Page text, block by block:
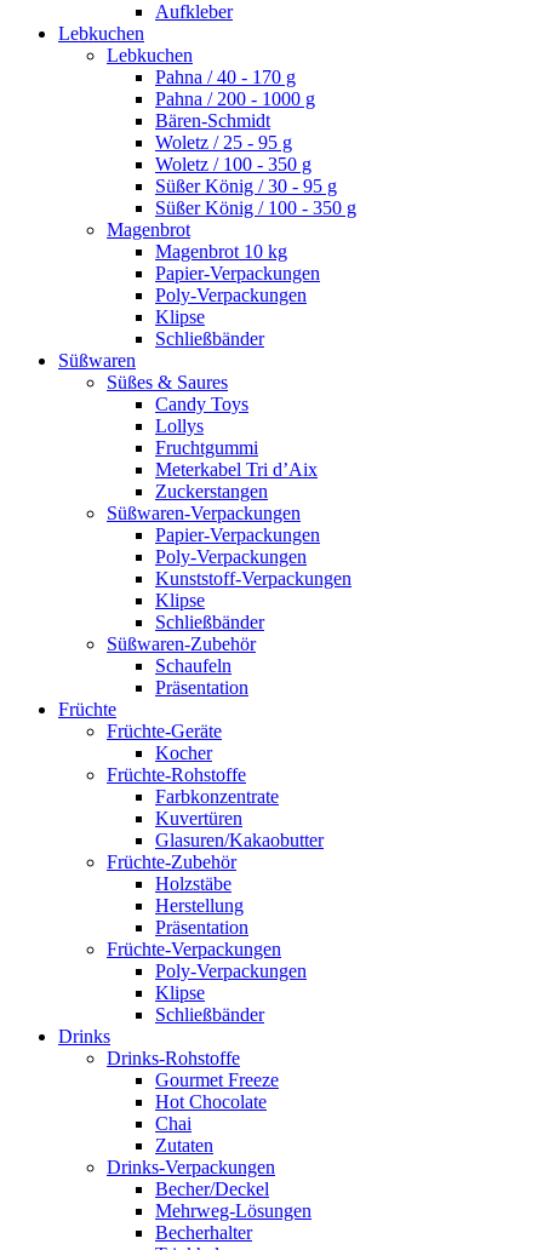
Aufkleber
Lebkuchen
Lebkuchen
Pahna / 40 - 170 g
Pahna / 200 - 1000 g
Bären-Schmidt
Woletz / 25 - 95 g
Woletz / 100 - 350 g
Süßer König / 30 - 95 g
Süßer König / 100 - 350 g
Magenbrot
Magenbrot 10 kg
Papier-Verpackungen
Poly-Verpackungen
Klipse
Schließbänder
Süßwaren
Süßes & Saures
Candy Toys
Lollys
Fruchtgummi
Meterkabel Tri d’Aix
Zuckerstangen
Süßwaren-Verpackungen
Papier-Verpackungen
Poly-Verpackungen
Kunststoff-Verpackungen
Klipse
Schließbänder
Süßwaren-Zubehör
Schaufeln
Präsentation
Früchte
Früchte-Geräte
Kocher
Früchte-Rohstoffe
Farbkonzentrate
Kuvertüren
Glasuren/Kakaobutter
Früchte-Zubehör
Holzstäbe
Herstellung
Präsentation
Früchte-Verpackungen
Poly-Verpackungen
Klipse
Schließbänder
Drinks
Drinks-Rohstoffe
Gourmet Freeze
Hot Chocolate
Chai
Zutaten
Drinks-Verpackungen
Becher/Deckel
Mehrweg-Lösungen
Becherhalter